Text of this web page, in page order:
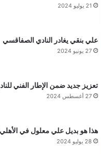
21 يوليو 2024
علي بنقي يغادر النادي الصفاقسي
27 يونيو 2024
تعزيز جديد ضمن الإطار الفني
27 أغسطس 2024
هذا هو بديل علي معلول في
28 يوليو 2024